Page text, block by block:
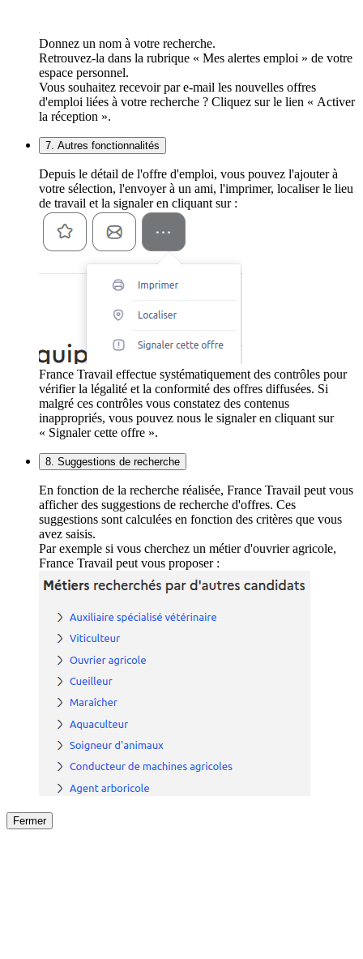
Donnez un nom à votre recherche.
Retrouvez-la dans la rubrique « Mes alertes emploi » de votre
espace personnel.
Vous souhaitez recevoir par e-mail les nouvelles offres
d'emploi liées à votre recherche ? Cliquez sur le lien « Activer
la réception ».
7. Autres fonctionnalités
Depuis le détail de l'offre d'emploi, vous pouvez l'ajouter à
votre sélection, l'envoyer à un ami, l'imprimer, localiser le lieu
de travail et la signaler en cliquant sur :
France Travail effectue systématiquement des contrôles pour
vérifier la légalité et la conformité des offres diffusées. Si
malgré ces contrôles vous constatez des contenus
inappropriés, vous pouvez nous le signaler en cliquant sur
« Signaler cette offre ».
8. Suggestions de recherche
En fonction de la recherche réalisée, France Travail peut vous
afficher des suggestions de recherche d'offres. Ces
suggestions sont calculées en fonction des critères que vous
avez saisis.
Par exemple si vous cherchez un métier d'ouvrier agricole,
France Travail peut vous proposer :
Fermer